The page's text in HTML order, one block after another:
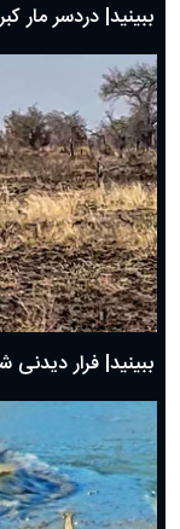
ببینید| دردسر مار
ببینید| فرار